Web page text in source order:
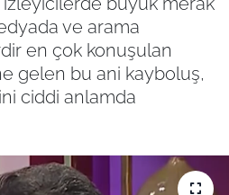
ve arama
en çok konuşulan
gelen bu ani kayboluş,
ciddi anlamda